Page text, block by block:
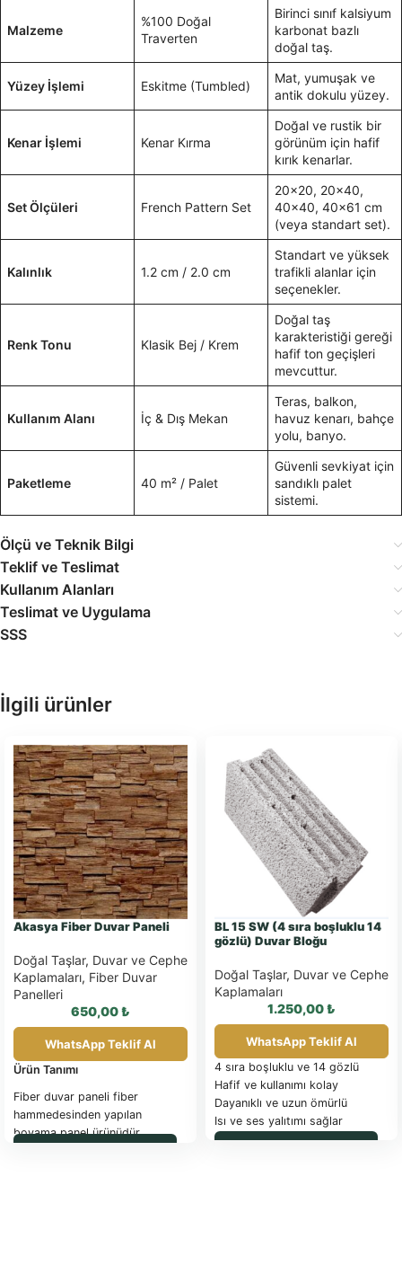
Malzeme
%100 Doğal
Traverten
Birinci sınıf kalsiyum
karbonat bazlı
doğal taş.
Yüzey İşlemi Eskitme (Tumbled)
Mat, yumuşak ve
antik dokulu yüzey.
Kenar İşlemi Kenar Kırma
Doğal ve rustik bir
görünüm için hafif
kırık kenarlar.
Set Ölçüleri French Pattern Set
20×20, 20×40,
40×40, 40×61 cm
(veya standart set).
Kalınlık 1.2 cm / 2.0 cm
Standart ve yüksek
trafikli alanlar için
seçenekler.
Renk Tonu Klasik Bej / Krem
Doğal taş
karakteristiği gereği
hafif ton geçişleri
mevcuttur.
Kullanım Alanı İç & Dış Mekan
Teras, balkon,
havuz kenarı, bahçe
yolu, banyo.
Paketleme 40 m² / Palet
Güvenli sevkiyat için
sandıklı palet
sistemi.
Ölçü ve Teknik Bilgi
Teklif ve Teslimat
Kullanım Alanları
Teslimat ve Uygulama
SSS
İlgili ürünler
Akasya Fiber Duvar Paneli
Doğal Taşlar, Duvar ve Cephe
Kaplamaları, Fiber Duvar
Panelleri
650,00₺
WhatsApp Teklif Al
Ürün Tanımı
Fiber duvar paneli fiber
hammedesinden yapılan
boyama panel ürünüdür .
BL 15 SW (4 sıra boşluklu 14
gözlü) Duvar Bloğu
Doğal Taşlar, Duvar ve Cephe
Kaplamaları
1.250,00₺
WhatsApp Teklif Al
4 sıra boşluklu ve 14 gözlü
Hafif ve kullanımı kolay
Dayanıklı ve uzun ömürlü
Isı ve ses yalıtımı sağlar
Yangına dayanıklı